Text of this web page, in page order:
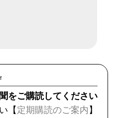
をご購読してください
【 定期購読のご案内 】